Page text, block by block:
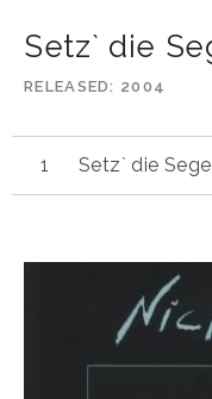
Setz` die
RELEASED 2004
Setz` die